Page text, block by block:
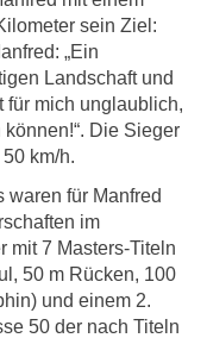
sein Ziel:
„Ein
Landschaft und
für mich unglaublich,
Die Sieger
km/h.
waren für Manfred
im
mit 7 Masters-Titeln
50 m Rücken, 100
und einem 2.
50 der nach Titeln